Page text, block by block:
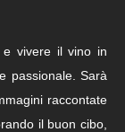
e vivere il vino in
passionale. Sarà
raccontate
il buon cibo,